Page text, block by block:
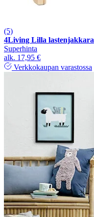
(5)
4Living Lilla lastenjakkara
Superhinta
alk. 17,95 €
Verkkokaupan varastossa